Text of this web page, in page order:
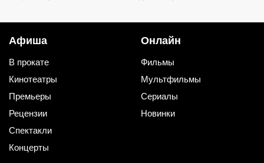
Афиша
В прокате
Кинотеатры
Премьеры
Рецензии
Спектакли
Концерты
Онлайн
Фильмы
Мультфильмы
Сериалы
Новинки